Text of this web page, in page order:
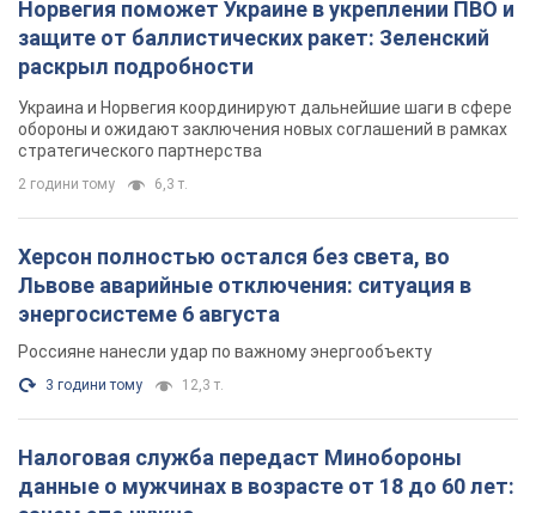
Херсон полностью остался без света, во
Львове аварийные отключения: ситуация в
энергосистеме 6 августа
Россияне нанесли удар по важному энергообъекту
3 години тому 12,3 т.
Налоговая служба передаст Минобороны
данные о мужчинах в возрасте от 18 до 60 лет:
зачем это нужно
Это необходимо для проверки воинского учета
годину тому 3,1 т.